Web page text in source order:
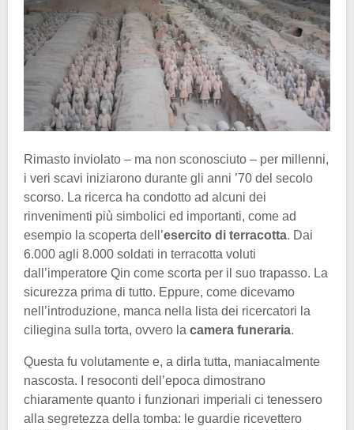
Rimasto inviolato – ma non sconosciuto – per millenni,
i veri scavi iniziarono durante gli anni ’70 del secolo
scorso. La ricerca ha condotto ad alcuni dei
rinvenimenti più simbolici ed importanti, come ad
esempio la scoperta dell’esercito di terracotta. Dai
6.000 agli 8.000 soldati in terracotta voluti
dall’imperatore Qin come scorta per il suo trapasso. La
sicurezza prima di tutto. Eppure, come dicevamo
nell’introduzione, manca nella lista dei ricercatori la
ciliegina sulla torta, ovvero la camera funeraria.
Questa fu volutamente e, a dirla tutta, maniacalmente
nascosta. I resoconti dell’epoca dimostrano
chiaramente quanto i funzionari imperiali ci tenessero
alla segretezza della tomba: le guardie ricevettero